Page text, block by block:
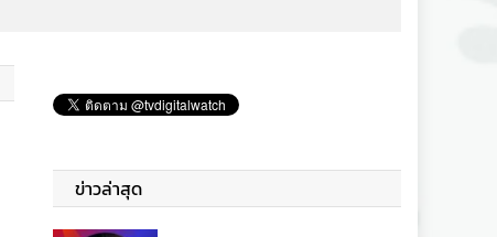
ข่าวล่าสุด